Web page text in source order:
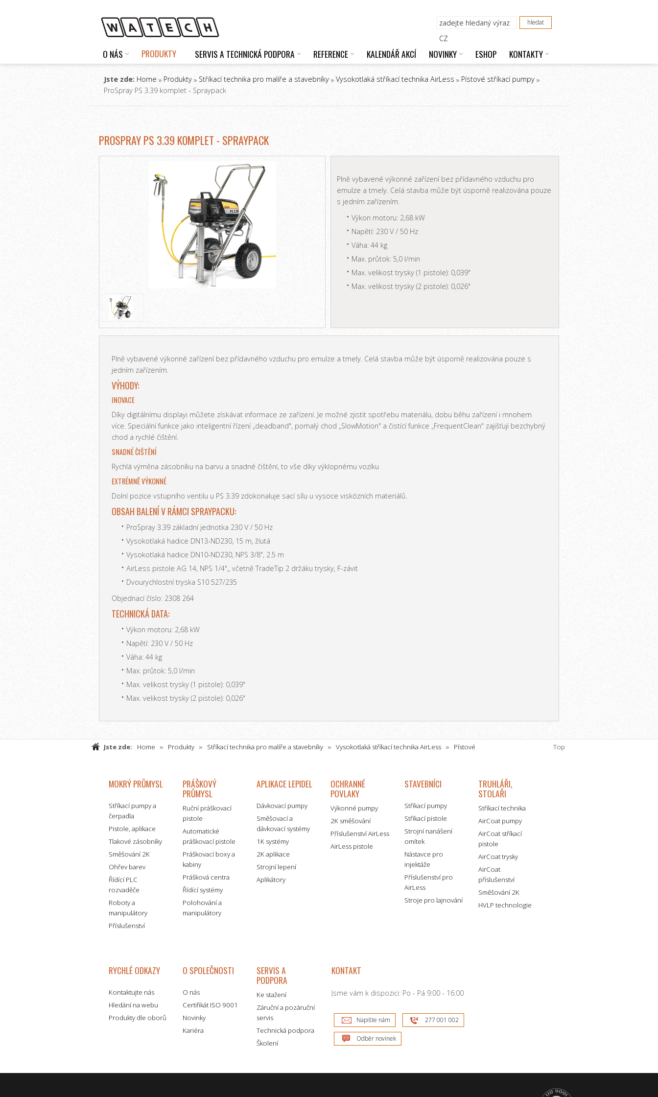
CZ
O NÁS PRODUKTY SERVIS A TECHNICKÁ PODPORA REFERENCE KALENDÁŘ AKCÍ NOVINKY ESHOP KONTAKTY
Jste zde: Home Produkty Stříkací technika pro malíře a stavebníky Vysokotlaká stříkací technika AirLess
Pístové stříkací pumpy
ProSpray PS 3.39 komplet - Spraypack
PROSPRAY PS 3.39 KOMPLET - SPRAYPACK
Plně vybavené výkonné zařízení bez přídavného vzduchu pro
emulze a tmely. Celá stavba může být úsporně realizována pouze
s jedním zařízením.
Výkon motoru: 2,68 kW
Napětí: 230 V / 50 Hz
Váha: 44 kg
Max. průtok: 5,0 l/min
Max. velikost trysky (1 pistole): 0,039"
Max. velikost trysky (2 pistole): 0,026"
Plně vybavené výkonné zařízení bez přídavného vzduchu pro emulze a tmely. Celá stavba může být úsporně realizována pouze s
jedním zařízením.
VÝHODY:
INOVACE
Díky digitálnímu displayi můžete získávat informace ze zařízení. Je možné zjistit spotřebu materiálu, dobu běhu zařízení i mnohem
více. Speciální funkce jako inteligentní řízení „deadband", pomalý chod „SlowMotion" a čistící funkce „FrequentClean" zajišťují bezchybný
chod a rychlé čištění.
SNADNÉ ČIŠTĚNÍ
Rychlá výměna zásobníku na barvu a snadné čištění, to vše díky výklopnému vozíku
EXTRÉMNĚ VÝKONNÉ
Dolní pozice vstupního ventilu u PS 3.39 zdokonaluje sací sílu u vysoce viskózních materiálů.
OBSAH BALENÍ V RÁMCI SPRAYPACKU:
ProSpray 3.39 základní jednotka 230 V / 50 Hz
Vysokotlaká hadice DN13-ND230, 15 m, žlutá
Vysokotlaká hadice DN10-ND230, NPS 3/8", 2.5 m
AirLess pistole AG 14, NPS 1/4",, včetně TradeTip 2 držáku trysky, F-závit
Dvourychlostní tryska S10 527/235
Objednací číslo: 2308 264
TECHNICKÁ DATA:
Výkon motoru: 2,68 kW
Napětí: 230 V / 50 Hz
Váha: 44 kg
Max. průtok: 5,0 l/min
Max. velikost trysky (1 pistole): 0,039"
Max. velikost trysky (2 pistole): 0,026"
Jste zde: Home Produkty Stříkací technika pro malíře a stavebníky Vysokotlaká stříkací technika AirLess
Pístové
Top
MOKRÝ PRŮMYSL
Stříkací pumpy a
čerpadla
Pistole, aplikace
Tlakové zásobníky
Směšování 2K
Ohřev barev
Řídící PLC
rozvaděče
Roboty a
manipulátory
Příslušenství
PRÁŠKOVÝ
PRŮMYSL
Ruční práškovací
pistole
Automatické
práškovací pistole
Práškovací boxy a
kabiny
Prášková centra
Řídící systémy
Polohování a
manipulátory
APLIKACE LEPIDEL
Dávkovací pumpy
Směšovací a
dávkovací systémy
1K systémy
2K aplikace
Strojní lepení
Aplikátory
OCHRANNÉ
POVLAKY
Výkonné pumpy
2K směšování
Příslušenství AirLess
AirLess pistole
STAVEBNÍCI
Stříkací pumpy
Stříkací pistole
Strojní nanášení
omítek
Nástavce pro
injektáže
Příslušenství pro
AirLess
Stroje pro lajnování
TRUHLÁŘI,
STOLAŘI
Stříkací technika
AirCoat pumpy
AirCoat stříkací
pistole
AirCoat trysky
AirCoat
příslušenství
Směšování 2K
HVLP technologie
RYCHLÉ ODKAZY
Kontaktujte nás
Hledání na webu
Produkty dle oborů
O SPOLEČNOSTI
O nás
Certifikát ISO 9001
Novinky
Kariéra
SERVIS A
PODPORA
Ke stažení
Záruční a pozáruční
servis
Technická podpora
Školení
KONTAKT
Jsme vám k dispozici: Po - Pá 9:00 - 16:00
Napište nám 277 001 002
Odběr novinek